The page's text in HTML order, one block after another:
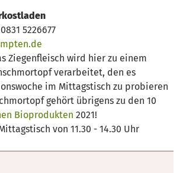
5226677
Ziegenfleisch wird hier zu einem
verarbeitet, den es
im Mittagstisch zu probieren
gehört übrigens zu den 10
Bioprodukten 2021!
von 11.30 - 14.30 Uhr